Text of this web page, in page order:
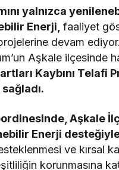
yalnızca
Enerji,faaliyet
devam
Aşkale ilçesinde
Kaybını Telafi
Aşkale
Enerji
ve kırsal
korunmasına